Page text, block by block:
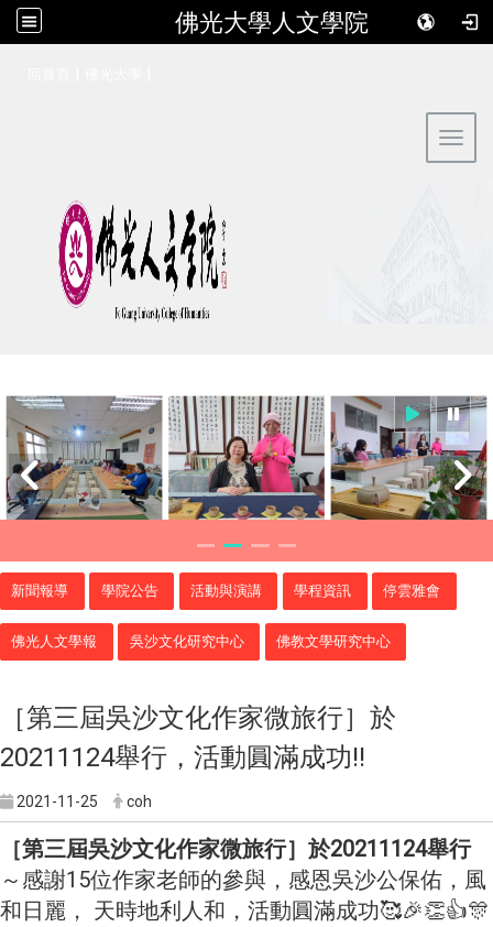
佛光大學人文學院
新聞報導 學院公告 活動與演講 學程資訊 停雲雅會
佛光人文學報 吳沙文化研究中心 佛教文學研究中心
［第三屆吳沙文化作家微旅行］於
20211124舉行，活動圓滿成功!!
2021-11-25 coh
［第三屆吳沙文化作家微旅行］於20211124舉行
～感謝15位作家老師的參與，感恩吳沙公保佑，風
和日麗， 天時地利人和，活動圓滿成功🥰🎉👏👍🎊